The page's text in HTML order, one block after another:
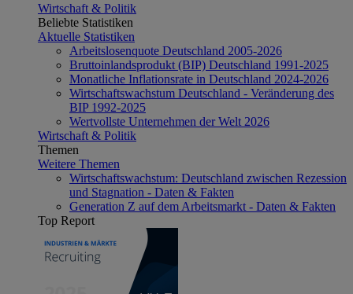
Wirtschaft & Politik
Beliebte Statistiken
Aktuelle Statistiken
Arbeitslosenquote Deutschland 2005-2026
Bruttoinlandsprodukt (BIP) Deutschland 1991-2025
Monatliche Inflationsrate in Deutschland 2024-2026
Wirtschaftswachstum Deutschland - Veränderung des
BIP 1992-2025
Wertvollste Unternehmen der Welt 2026
Wirtschaft & Politik
Themen
Weitere Themen
Wirtschaftswachstum: Deutschland zwischen Rezession
und Stagnation - Daten & Fakten
Generation Z auf dem Arbeitsmarkt - Daten & Fakten
Top Report